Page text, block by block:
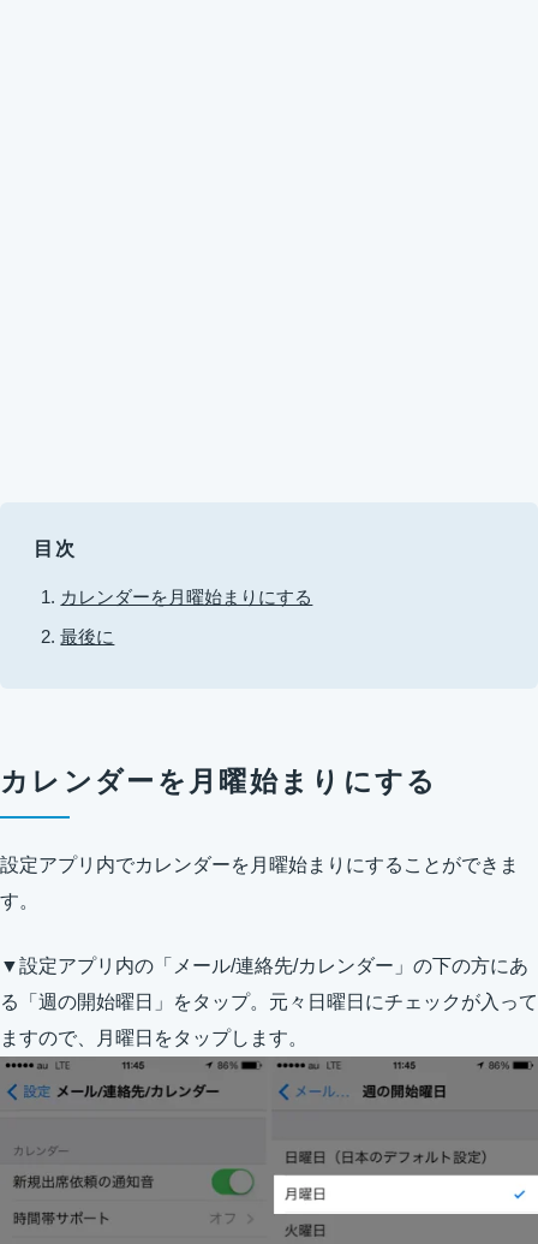
目次
カレンダーを月曜始まりにする
最後に
カレンダーを月曜始まりにする
設定アプリ内でカレンダーを月曜始まりにすることができま
す。
▼設定アプリ内の「メール/連絡先/カレンダー」の下の方にあ
る「週の開始曜日」をタップ。元々日曜日にチェックが入って
ますので、月曜日をタップします。